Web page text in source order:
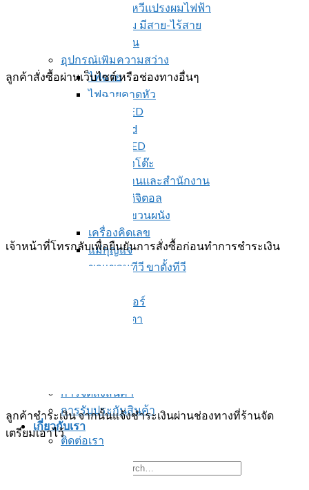
หวีไฟฟ้า หวีแปรงผมไฟฟ้า
ไดร์เป่าผม มีสาย-ไร้สาย
ปัตตาเลี่ยน
อุปกรณ์เพิ่มความสว่าง
ไฟฉาย
ไฟฉายคาดหัว
ไฟฉาย LED
ป้ายไฟ led
ตะเกียง LED
โคมไฟตั้งโต๊ะ
สินค้าภายในบ้านและสำนักงาน
กล่องทีวีดิจิตอล
นาฬิกาแขวนผนัง
เครื่องคิดเลข
แม่กุญแจ
ขาแขวนทีวี ขาตั้งทีวี
อะแดปเตอร์
ปลั๊กสามตา
การจัดส่งสินค้า
การรับประกันสินค้า
เกี่ยวกับเรา
ติดต่อเรา
ลูกค้าสั่งซื้อผ่านเว็บไซต์ หรือช่องทางอื่นๆ
เจ้าหน้าที่โทรกลับเพื่อยืนยันการสั่งซื้อก่อนทำการชำระเงิน
ลูกค้าชำระเงิน จากนั้นแจ้งชำระเงินผ่านช่องทางที่ร้านจัด
เตรียมเอาไว้